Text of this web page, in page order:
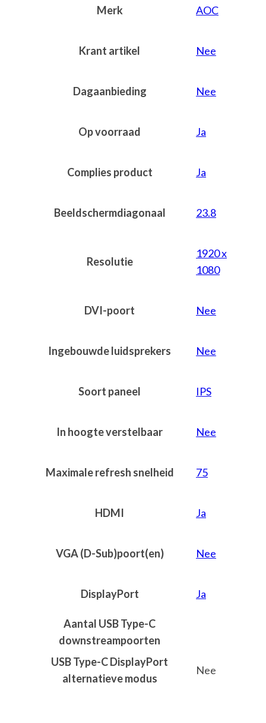
Merk AOC
Krant artikel Nee
Dagaanbieding Nee
Op voorraad Ja
Complies product Ja
Beeldschermdiagonaal 23.8
Resolutie
1920 x
1080
DVI-poort Nee
Ingebouwde luidsprekers Nee
Soort paneel IPS
In hoogte verstelbaar Nee
Maximale refresh snelheid 75
HDMI Ja
VGA (D-Sub)poort(en) Nee
DisplayPort Ja
Aantal USB Type-C
downstreampoorten
USB Type-C DisplayPort
alternatieve modus
Nee